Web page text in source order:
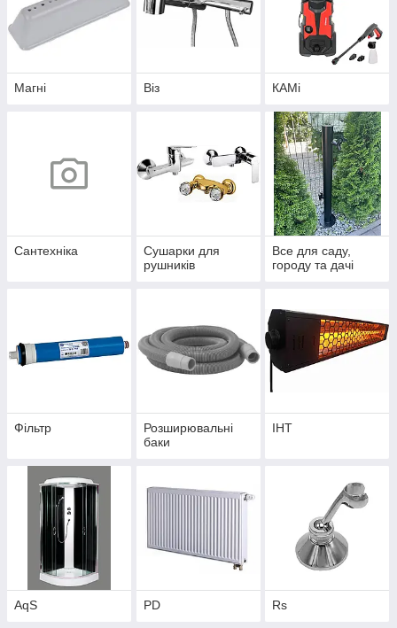
Магні Віз КAMi
Сантехніка
Сушарки для
рушників
Все для саду,
городу та дачі
Фільтр
Розширювальні
баки
IHT
AqS PD Rs